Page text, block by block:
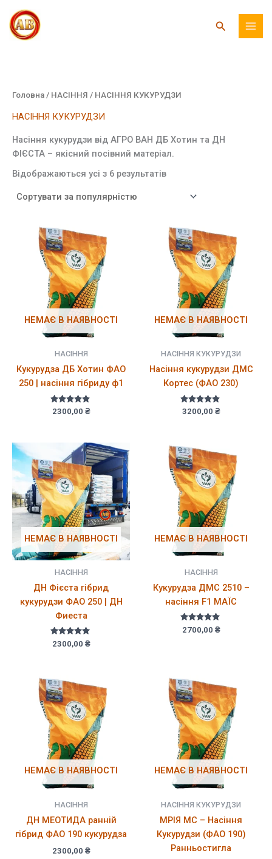
до
вмісту
Пошук
Головна / НАСІННЯ / НАСІННЯ КУКУРУДЗИ
НАСІННЯ КУКУРУДЗИ
Насіння кукурудзи від АГРО ВАН ДБ Хотин та ДН
ФІЄСТА – якісний посівний матеріал.
Відображаються усі з 6 результатівВідсортовано
НЕМАЄ В НАЯВНОСТІ
НАСІННЯ
Кукурудза ДБ Хотин ФАО
250 | насіння гібриду ф1
Оцінено в
5.00
2300,00 ₴
НЕМАЄ В НАЯВНОСТІ
НАСІННЯ КУКУРУДЗИ
Насіння кукурудзи ДМС
Кортес (ФАО 230)
Оцінено в
5.00
3200,00 ₴
НЕМАЄ В НАЯВНОСТІ
НАСІННЯ
ДН Фієста гібрид
кукурудзи ФАО 250 | ДН
Фиеста
Оцінено в
5.00
2300,00 ₴
НЕМАЄ В НАЯВНОСТІ
НАСІННЯ
Кукурудза ДМС 2510 –
насіння F1 МАЇС
Оцінено в
5.00
2700,00 ₴
НЕМАЄ В НАЯВНОСТІ
НАСІННЯ
ДН МЕОТИДА ранній
гібрид ФАО 190 кукурудза
2300,00 ₴
НЕМАЄ В НАЯВНОСТІ
НАСІННЯ КУКУРУДЗИ
МРІЯ МС – Насіння
Кукурудзи (ФАО 190)
Ранньостигла